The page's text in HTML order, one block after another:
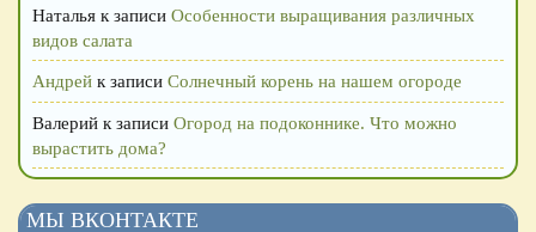
Наталья к записи Особенности выращивания различных
видов салата
Андрей к записи Солнечный корень на нашем огороде
Валерий к записи Огород на подоконнике. Что можно
вырастить дома?
МЫ ВКОНТАКТЕ